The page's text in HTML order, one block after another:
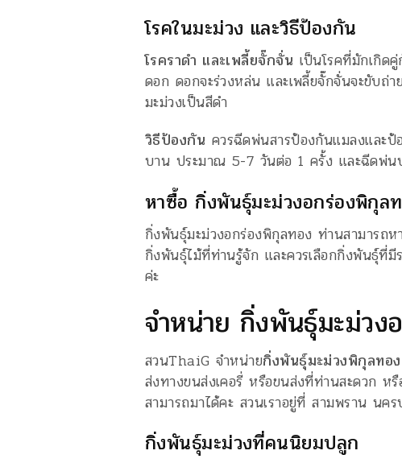
โรคในมะม่วง และวิธีป้องกัน
โรคราดำ และเพลี้ยจั๊กจั่น เป็นโรคที่มักเกิด
ดอก ดอกจะร่วงหล่น และเพลี้ยจั๊กจั่นจะขับถ่า
มะม่วงเป็นสีดำ
วิธีป้องกัน ควรฉีดพ่นสารป้องกันแมลงและป้
บาน ประมาณ 5-7 วันต่อ 1 ครั้ง และฉีดพ่
หาซื้อ กิ่งพันธุ์มะม่วงอกร่องพิกุล
กิ่งพันธุ์มะม่วงอกร่องพิกุลทอง ท่านสามารถ
กิ่งพันธุ์ไม้ที่ท่านรู้จัก และควรเลือกกิ่งพันธุ์ที่มี
ค่ะ
จำหน่าย กิ่งพันธุ์มะม่ว
สวนThaiG จำหน่ายกิ่งพันธุ์มะม่วงพิกุลทอง
ส่งทางขนส่งเคอรี่ หรือขนส่งที่ท่านสะดวก ห
สามารถมาได้คะ สวนเราอยู่ที่ สามพราน น
กิ่งพันธุ์มะม่วงที่คนนิยมปลูก